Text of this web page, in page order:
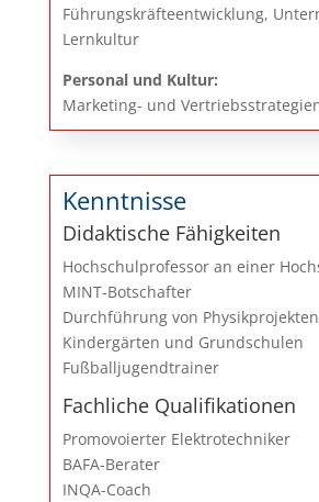
Führungskräfteentwicklung,
Lernkultur
Personal und Kultur:
Marketing- und
Kenntnisse
Didaktische Fähigkeiten
Hochschulprofessor an einer
MINT-Botschafter
Durchführung von
Kindergärten und Grundschulen
Fußballjugendtrainer
Fachliche Qualifikationen
Promovoierter Elektrotechniker
BAFA-Berater
INQA-Coach